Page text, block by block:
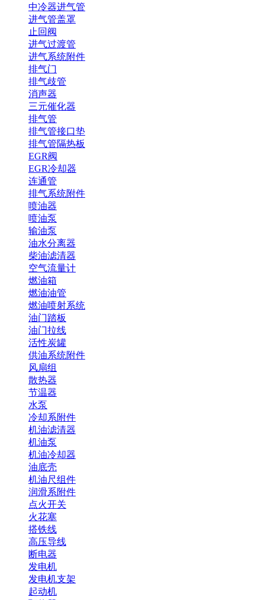
中冷器进气管
进气管盖罩
止回阀
进气过渡管
进气系统附件
排气门
排气歧管
消声器
三元催化器
排气管
排气管接口垫
排气管隔热板
EGR阀
EGR冷却器
连通管
排气系统附件
喷油器
喷油泵
输油泵
油水分离器
柴油滤清器
空气流量计
燃油箱
燃油油管
燃油喷射系统
油门踏板
油门拉线
活性炭罐
供油系统附件
风扇组
散热器
节温器
水泵
冷却系附件
机油滤清器
机油泵
机油冷却器
油底壳
机油尺组件
润滑系附件
点火开关
火花塞
搭铁线
高压导线
断电器
发电机
发电机支架
起动机